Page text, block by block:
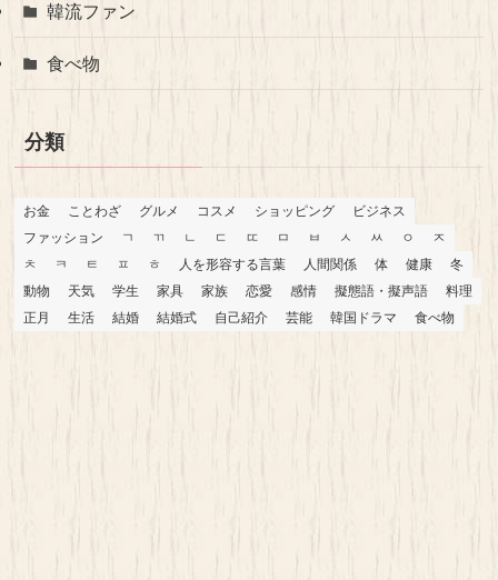
韓流ファン
食べ物
分類
お金 ことわざ グルメ コスメ ショッピング
ビジネス
ファッション
ㄱ ㄲ ㄴ ㄷ ㄸ ㅁ ㅂ ㅅ ㅆ ㅇ
ㅈ
ㅊ
ㅋ ㅌ ㅍ ㅎ 人を形容する言葉 人間関係 体 健康
冬
動物
天気 学生 家具 家族 恋愛 感情 擬態語・擬声語
料理
正月
生活 結婚 結婚式 自己紹介 芸能 韓国ドラマ 食べ物